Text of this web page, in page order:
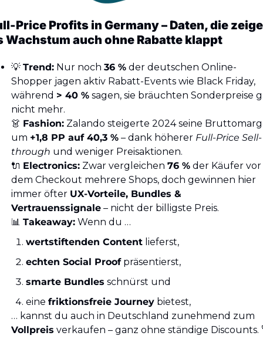
Price Profits in Germany – Daten, die
Wachstum auch ohne Rabatte klappt
💡 Trend: Nur noch 36 % der deutschen Online-
Shopper jagen aktiv Rabatt-Events wie Black Friday,
während > 40 % sagen, sie bräuchten Sonderpreise
nicht mehr.
👗 Fashion: Zalando steigerte 2024 seine
um +1,8 PP auf 40,3 % – dank höherer Full-Price Sell-
through und weniger Preisaktionen.
🔌 Electronics: Zwar vergleichen 76 % der Käufer vor
dem Checkout mehrere Shops, doch gewinnen hier
immer öfter UX-Vorteile, Bundles &
Vertrauenssignale – nicht der billigste Preis.
📊 Takeaway: Wenn du …
wertstiftenden Content lieferst,
echten Social Proof präsentierst,
smarte Bundles schnürst und
eine friktionsfreie Journey bietest,
Vollpreis verkaufen – ganz ohne ständige Discounts.